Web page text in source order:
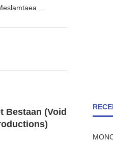
…
Bestaan (Void